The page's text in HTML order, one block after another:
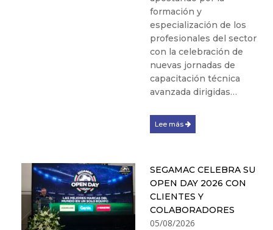
formación y
especialización de los
profesionales del sector
con la celebración de
nuevas jornadas de
capacitación técnica
avanzada dirigidas…
Lee más
SEGAMAC CELEBRA SU
OPEN DAY 2026 CON
CLIENTES Y
COLABORADORES
05/08/2026